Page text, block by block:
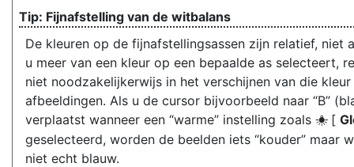
Fijnafstelling van de witbalans
De kleuren op de fijnafstellingsassen zijn relatief, niet
u meer van een kleur op een bepaalde as selecteert,
niet noodzakelijkerwijs in het verschijnen van die kleur
afbeeldingen. Als u de cursor bijvoorbeeld naar “B”
verplaatst wanneer een “warme” instelling zoals J [
geselecteerd, worden de beelden iets “kouder” maar
niet echt blauw.